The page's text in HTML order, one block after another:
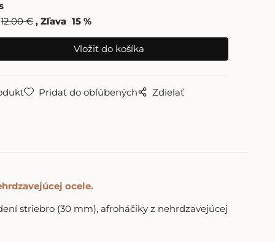
12.00€ Zľava 15 %
Pridať do obľúbených Zdielať
ocele.
striebro (30 mm), afroháčiky z nehrdzavejúcej